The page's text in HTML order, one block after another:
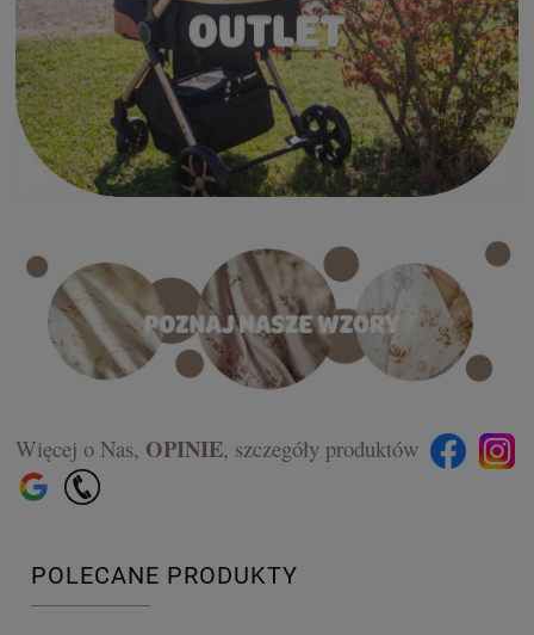
Więcej o Nas, OPINIE, szczegóły produktów
POLECANE PRODUKTY